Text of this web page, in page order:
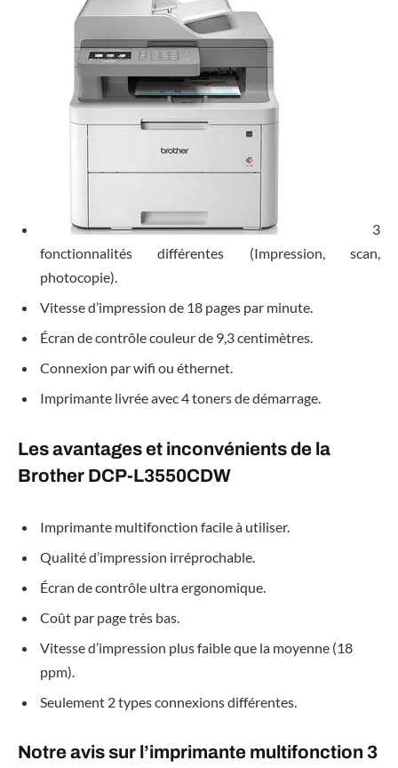
3
fonctionnalités différentes (Impression, scan,
photocopie).
Vitesse d’impression de 18 pages par minute.
Écran de contrôle couleur de 9,3 centimètres.
Connexion par wifi ou éthernet.
Imprimante livrée avec 4 toners de démarrage.
Les avantages et inconvénients de la
Brother DCP-L3550CDW
Imprimante multifonction facile à utiliser.
Qualité d’impression irréprochable.
Écran de contrôle ultra ergonomique.
Coût par page très bas.
Vitesse d’impression plus faible que la moyenne (18
ppm).
Seulement 2 types connexions différentes.
Notre avis sur l’imprimante multifonction 3